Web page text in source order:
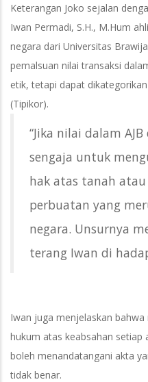
Keterangan Joko sejalan
Iwan Permadi, S.H., M.Hum
negara dari Universitas
pemalsuan nilai transaksi
etik, tetapi dapat
(Tipikor).
“Jika nilai dalam
sengaja untuk
hak atas tanah
perbuatan yang
negara. Unsurnya
terang Iwan di
Iwan juga menjelaskan
hukum atas keabsahan setiap
boleh menandatangani akta
tidak benar.